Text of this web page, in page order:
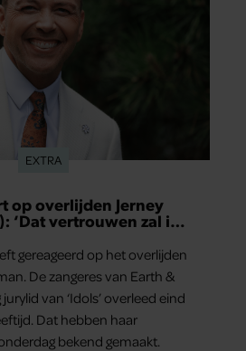
EXTRA
op overlijden Jerney
‘Dat vertrouwen zal ik
gereageerd op het overlijden
De zangeres van Earth &
van ‘Idols’ overleed eind
Dat hebben haar
bekend gemaakt.